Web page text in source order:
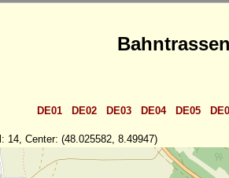
DE01 DE02 DE03 DE04 DE05
14, Center: (48.025582, 8.49947)